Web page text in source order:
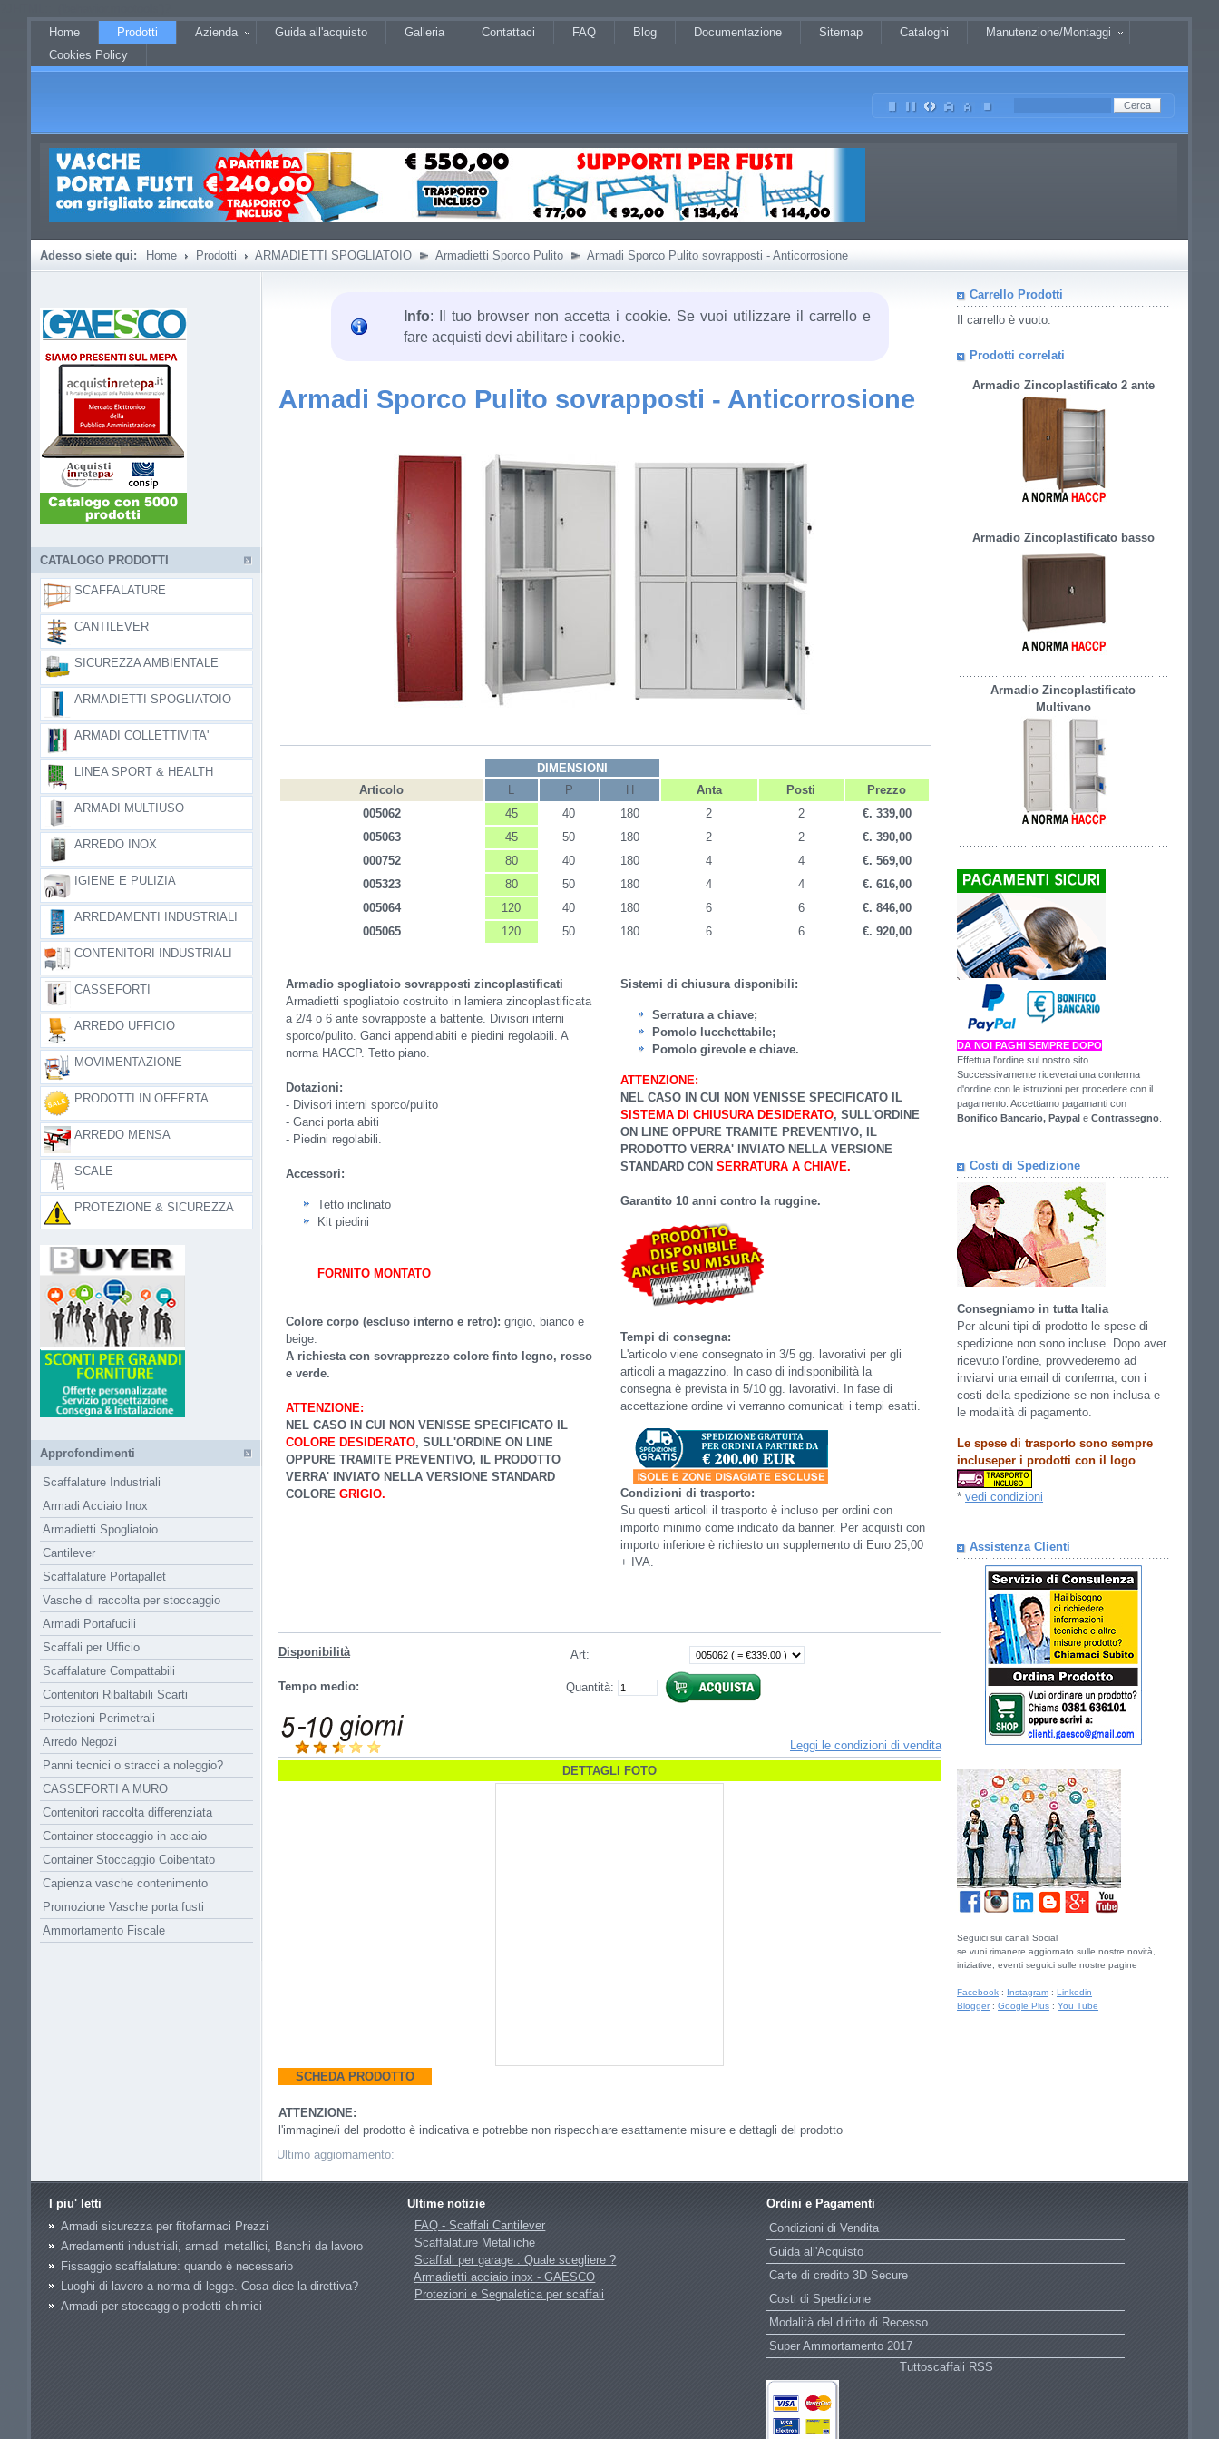
Home
Prodotti Azienda Guida all'acquisto Galleria Contattaci FAQ Blog Documentazione Sitemap Cataloghi
Manutenzione/Montaggi
Cookies Policy
Adesso siete qui: Home Prodotti ARMADIETTI SPOGLIATOIO Armadietti Sporco Pulito Armadi Sporco Pulito sovrapposti - Anticorrosione
Info: Il tuo browser non accetta i cookie. Se vuoi utilizzare il carrello e
fare acquisti devi abilitare i cookie.
Armadi Sporco Pulito sovrapposti - Anticorrosione
DIMENSIONI
Articolo
L P H Anta Posti
Prezzo
005062
45 40 180 2 2 €. 339,00
005063
45 50 180 2 2 €. 390,00
000752
80 40 180 4 4 €. 569,00
005323
80 50 180 4 4 €. 616,00
005064
120 40 180 6 6 €. 846,00
005065
120 50 180 6 6 €. 920,00
Armadio spogliatoio sovrapposti zincoplastificati
Armadietti spogliatoio costruito in lamiera zincoplastificata
a 2/4 o 6 ante sovrapposte a battente. Divisori interni
sporco/pulito. Ganci appendiabiti e piedini regolabili. A
norma HACCP. Tetto piano.
Dotazioni:
- Divisori interni sporco/pulito
- Ganci porta abiti
- Piedini regolabili.
Accessori:
Tetto inclinato
Kit piedini
FORNITO MONTATO
Colore corpo (escluso interno e retro): grigio, bianco e
beige.
A richiesta con sovrapprezzo colore finto legno, rosso
e verde.
ATTENZIONE:
NEL CASO IN CUI NON VENISSE SPECIFICATO IL
COLORE DESIDERATO, SULL'ORDINE ON LINE
OPPURE TRAMITE PREVENTIVO, IL PRODOTTO
VERRA' INVIATO NELLA VERSIONE STANDARD
COLORE GRIGIO.
Sistemi di chiusura disponibili:
Serratura a chiave;
Pomolo lucchettabile;
Pomolo girevole e chiave.
ATTENZIONE:
NEL CASO IN CUI NON VENISSE SPECIFICATO IL
SISTEMA DI CHIUSURA DESIDERATO, SULL'ORDINE
ON LINE OPPURE TRAMITE PREVENTIVO, IL
PRODOTTO VERRA' INVIATO NELLA VERSIONE
STANDARD CON SERRATURA A CHIAVE.
Garantito 10 anni contro la ruggine.
Tempi di consegna:
L'articolo viene consegnato in 3/5 gg. lavorativi per gli
articoli a magazzino. In caso di indisponibilità la
consegna è prevista in 5/10 gg. lavorativi. In fase di
accettazione ordine vi verranno comunicati i tempi esatti.
Condizioni di trasporto:
Su questi articoli il trasporto è incluso per ordini con
importo minimo come indicato da banner. Per acquisti con
importo inferiore è richiesto un supplemento di Euro 25,00
+ IVA.
Disponibilità
Tempo medio:
Art:
Quantità:
Leggi le condizioni di vendita
DETTAGLI FOTO
SCHEDA PRODOTTO
ATTENZIONE:
l'immagine/i del prodotto è indicativa e potrebbe non rispecchiare esattamente misure e dettagli del prodotto
Ultimo aggiornamento:
CATALOGO PRODOTTI
SCAFFALATURE
CANTILEVER
SICUREZZA AMBIENTALE
ARMADIETTI SPOGLIATOIO
ARMADI COLLETTIVITA'
LINEA SPORT & HEALTH
ARMADI MULTIUSO
ARREDO INOX
IGIENE E PULIZIA
ARREDAMENTI INDUSTRIALI
CONTENITORI INDUSTRIALI
CASSEFORTI
ARREDO UFFICIO
MOVIMENTAZIONE
PRODOTTI IN OFFERTA
ARREDO MENSA
SCALE
PROTEZIONE & SICUREZZA
Approfondimenti
Scaffalature Industriali
Armadi Acciaio Inox
Armadietti Spogliatoio
Cantilever
Scaffalature Portapallet
Vasche di raccolta per stoccaggio
Armadi Portafucili
Scaffali per Ufficio
Scaffalature Compattabili
Contenitori Ribaltabili Scarti
Protezioni Perimetrali
Arredo Negozi
Panni tecnici o stracci a noleggio?
CASSEFORTI A MURO
Contenitori raccolta differenziata
Container stoccaggio in acciaio
Container Stoccaggio Coibentato
Capienza vasche contenimento
Promozione Vasche porta fusti
Ammortamento Fiscale
Carrello Prodotti
Il carrello è vuoto.
Prodotti correlati
Armadio Zincoplastificato 2 ante
Armadio Zincoplastificato basso
Armadio Zincoplastificato
Multivano
DA NOI PAGHI SEMPRE DOPO
Effettua l'ordine sul nostro sito.
Successivamente riceverai una conferma
d'ordine con le istruzioni per procedere con il
pagamento. Accettiamo pagamanti con
Bonifico Bancario, PaypaleContrassegno
Costi di Spedizione
Consegniamo in tutta Italia
Per alcuni tipi di prodotto le spese di
spedizione non sono incluse. Dopo aver
ricevuto l'ordine, provvederemo ad
inviarvi una email di conferma, con i
costi della spedizione se non inclusa e
le modalità di pagamento.
Le spese di trasporto sono sempre
incluseper i prodotti con il logo
*vedi condizioni
Assistenza Clienti
Seguici sui canali Social
se vuoi rimanere aggiornato sulle nostre novità,
iniziative, eventi seguici sulle nostre pagine
Facebook : Instagram :Linkedin
Blogger:Google Plus :You Tube
I piu' letti
Armadi sicurezza per fitofarmaci Prezzi
Arredamenti industriali, armadi metallici, Banchi da lavoro
Fissaggio scaffalature: quando è necessario
Luoghi di lavoro a norma di legge. Cosa dice la direttiva?
Armadi per stoccaggio prodotti chimici
Ultime notizie
FAQ - Scaffali Cantilever
Scaffalature Metalliche
Scaffali per garage : Quale scegliere ?
Armadietti acciaio inox - GAESCO
Protezioni e Segnaletica per scaffali
Ordini e Pagamenti
Condizioni di Vendita
Guida all'Acquisto
Carte di credito 3D Secure
Costi di Spedizione
Modalità del diritto di Recesso
Super Ammortamento 2017
Tuttoscaffali RSS